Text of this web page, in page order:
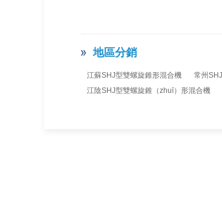
地區分銷
江蘇SHJ型雙螺旋錐形混合機 常州
江陰SHJ型雙螺旋錐（zhuī）形混合機